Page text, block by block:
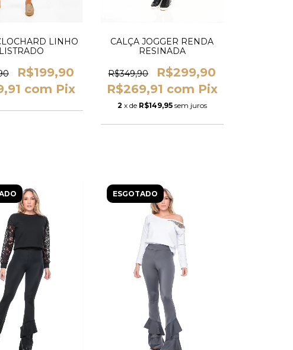
LINHO
LISTRADO
R$199,90
com Pix
CALÇA JOGGER RENDA
RESINADA
R$349,90
R$299,90
R$269,91 com Pix
2 x de R$149,95 sem juros
ESGOTADO